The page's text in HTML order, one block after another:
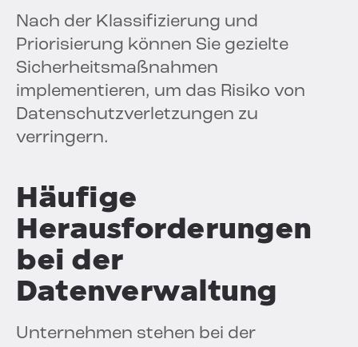
Nach der Klassifizierung und
Priorisierung können Sie gezielte
Sicherheitsmaßnahmen
implementieren, um das Risiko von
Datenschutzverletzungen zu
verringern.
Häufige
Herausforderungen
bei der
Datenverwaltung
Unternehmen stehen bei der